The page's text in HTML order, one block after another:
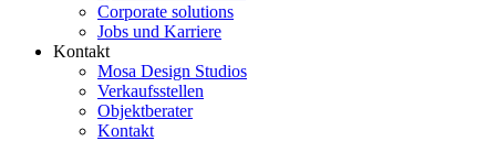
Corporate solutions
Jobs und Karriere
Kontakt
Mosa Design Studios
Verkaufsstellen
Objektberater
Kontakt